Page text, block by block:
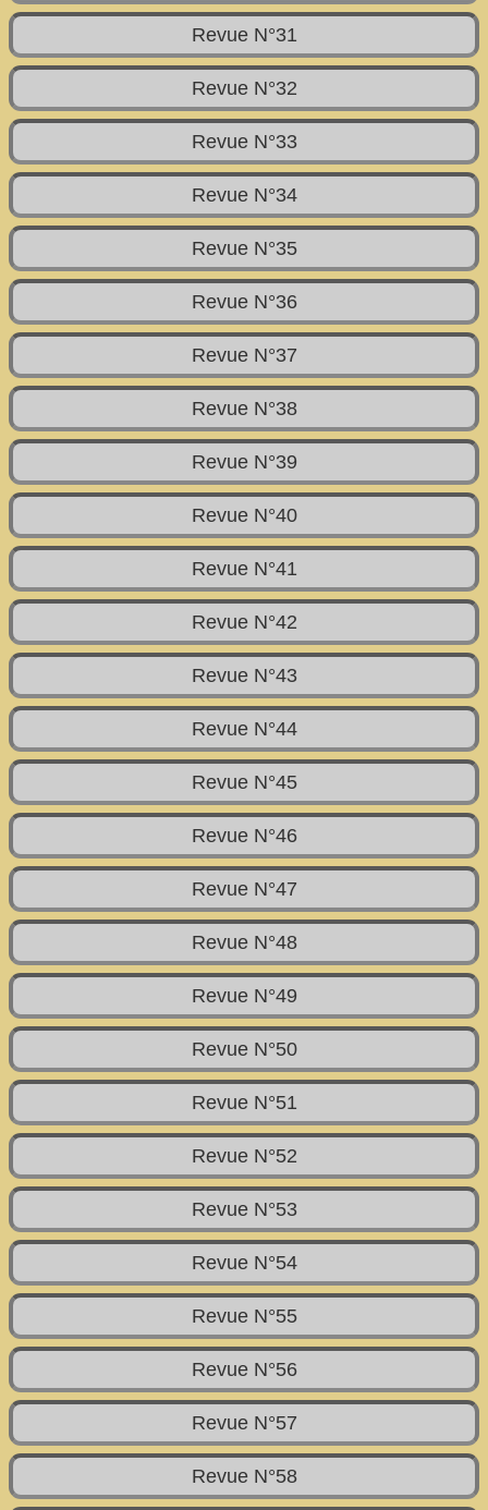
Revue N°31
Revue N°32
Revue N°33
Revue N°34
Revue N°35
Revue N°36
Revue N°37
Revue N°38
Revue N°39
Revue N°40
Revue N°41
Revue N°42
Revue N°43
Revue N°44
Revue N°45
Revue N°46
Revue N°47
Revue N°48
Revue N°49
Revue N°50
Revue N°51
Revue N°52
Revue N°53
Revue N°54
Revue N°55
Revue N°56
Revue N°57
Revue N°58